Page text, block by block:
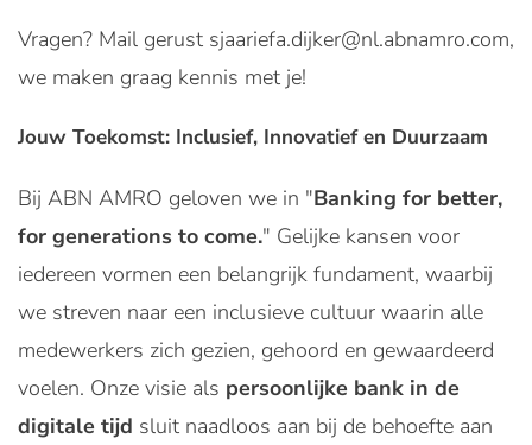
Vragen? Mail gerust sjaariefa.dijker@nl.abnamro.com,
we maken graag kennis met je!
Jouw Toekomst: Inclusief, Innovatief en Duurzaam
Bij ABN AMRO geloven we in "Banking for better,
for generations to come." Gelijke kansen voor
iedereen vormen een belangrijk fundament, waarbij
we streven naar een inclusieve cultuur waarin alle
medewerkers zich gezien, gehoord en gewaardeerd
voelen. Onze visie als persoonlijke bank in de
digitale tijd sluit naadloos aan bij de behoefte aan